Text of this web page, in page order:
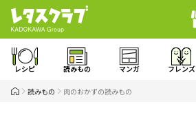
レシピ 読みもの マンガ フレンズ
読みもの 肉のおかずの読みもの